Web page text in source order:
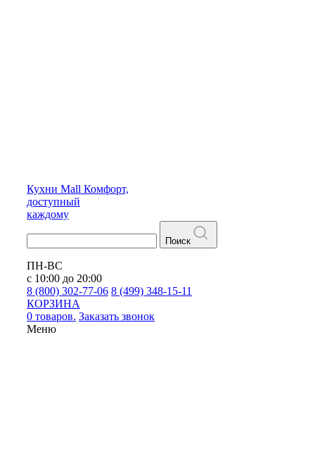
Кухни Mall Комфорт,
доступный
каждому
Поиск
ПН-ВС
с 10:00 до 20:00
8 (800) 302-77-06 8 (499) 348-15-11
КОРЗИНА
0 товаров. Заказать звонок
Меню